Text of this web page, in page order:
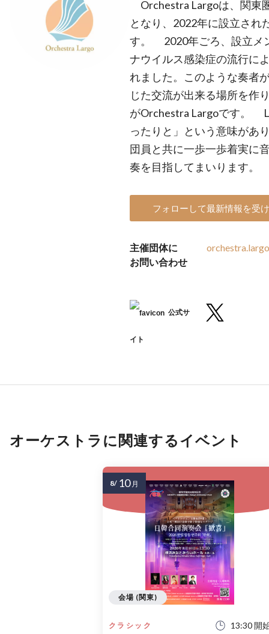
Orchestra Largoは、関東
となり、2022年に設立され
す。 2020年ごろ、設立メ
ナウイルス感染症の流行に
れました。このような奏者
じた交流が出来る場所を作
がOrchestra Largoです。
ったりと」という意味があ
団員と共に一歩一歩着実に
奏を目指してまいります。
フォローして最新情報を受
主催団体に
お問い合わせ
公式サ
イト
オーケストラに関連するイベント
クラシック 13:30 開
会場 (関東)
8/ 10 月